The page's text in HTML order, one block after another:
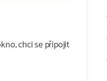
chci se připojit